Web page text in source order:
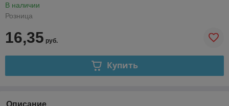
В наличии
Розница
16,35 руб.
Купить
Описание